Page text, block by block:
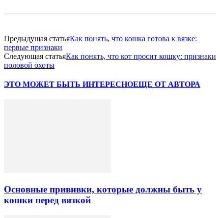
Предыдущая статьяКак понять, что кошка готова к вязке:
первые признаки
Следующая статьяКак понять, что кот просит кошку: признаки
половой охоты
ЭТО МОЖЕТ БЫТЬ ИНТЕРЕСНОЕЩЕ ОТ АВТОРА
Основные прививки, которые должны быть у
кошки перед вязкой